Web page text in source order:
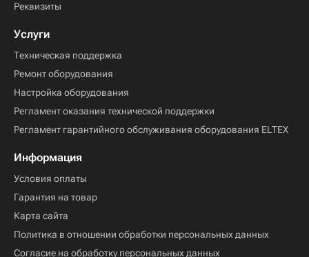
Реквизиты
Услуги
Техническая поддержка
Ремонт оборудования
Настройка оборудования
Регламент оказания технической поддержки
Регламент гарантийного обслуживания оборудования ELTEX
Информация
Условия оплаты
Гарантия на товар
Карта сайта
Политика в отношении обработки персональных данных
Согласие на обработку персональных данных